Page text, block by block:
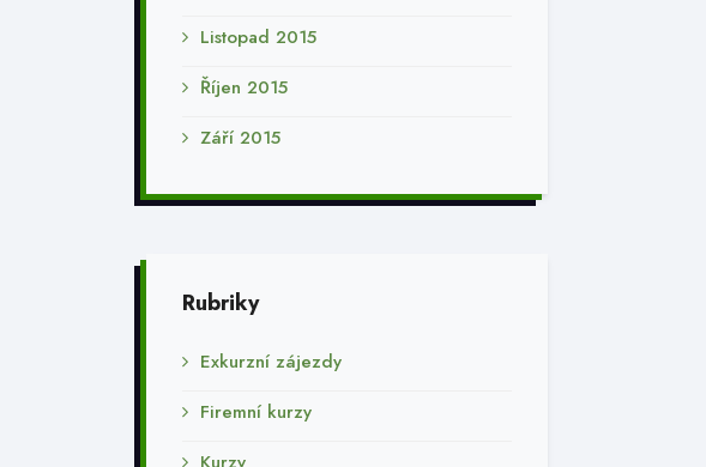
Listopad 2015
Říjen 2015
Září 2015
Rubriky
Exkurzní zájezdy
Firemní kurzy